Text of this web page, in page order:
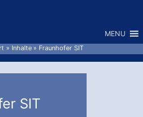
MENU
Inhalte Fraunhofer SIT
SIT